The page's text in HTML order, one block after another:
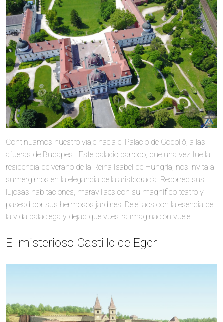
Continuamos nuestro viaje hacia el Palacio de Gödöllő, a las
afueras de Budapest. Este palacio barroco, que una vez fue la
residencia de verano de la Reina Isabel de Hungría, nos invita a
sumergirnos en la elegancia de la aristocracia. Recorred sus
lujosas habitaciones, maravillaos con su magnífico teatro y
pasead por sus hermosos jardines. Deleitaos con la esencia de
la vida palaciega y dejad que vuestra imaginación vuele.
El misterioso Castillo de Eger